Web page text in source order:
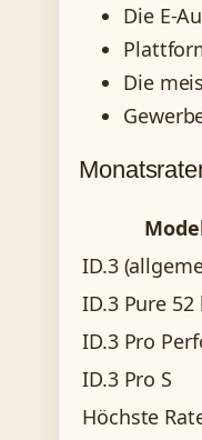
Die E-
Die
ID.3
ID.3 Pure 52
ID.3 Pro
ID.3 Pro S
Höchste